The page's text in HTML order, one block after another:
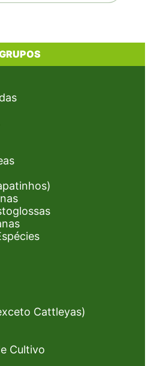
Cattleyas)
Cultivo